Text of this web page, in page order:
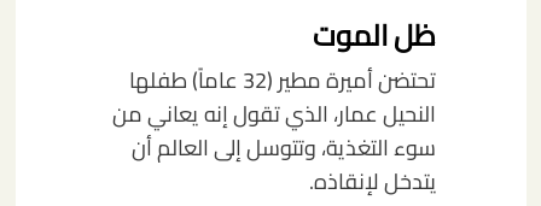
ظل الموت
تحتضن أميرة مطير (32 عاماً) طفلها
النحيل عمار، الذي تقول إنه يعاني من
سوء التغذية، وتتوسل إلى العالم أن
يتدخل لإنقاذه.